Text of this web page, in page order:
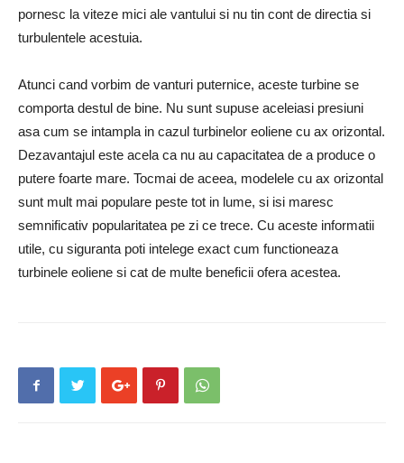
pornesc la viteze mici ale vantului si nu tin cont de directia si
turbulentele acestuia.
Atunci cand vorbim de vanturi puternice, aceste turbine se
comporta destul de bine. Nu sunt supuse aceleiasi presiuni
asa cum se intampla in cazul turbinelor eoliene cu ax orizontal.
Dezavantajul este acela ca nu au capacitatea de a produce o
putere foarte mare. Tocmai de aceea, modelele cu ax orizontal
sunt mult mai populare peste tot in lume, si isi maresc
semnificativ popularitatea pe zi ce trece. Cu aceste informatii
utile, cu siguranta poti intelege exact cum functioneaza
turbinele eoliene si cat de multe beneficii ofera acestea.